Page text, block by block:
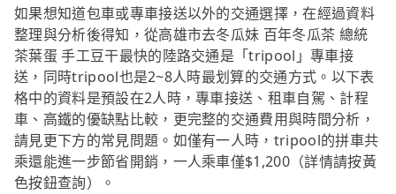
如果想知道包車或專車接送以外的交通選擇，在經過資料
整理與分析後得知，從高雄市去冬瓜妹 百年冬瓜茶 總統
茶葉蛋 手工豆干最快的陸路交通是「tripool」專車接
送，同時tripool也是2~8人時最划算的交通方式。以下表
格中的資料是預設在2人時，專車接送、租車自駕、計程
車、高鐵的優缺點比較，更完整的交通費用與時間分析，
請見更下方的常見問題。如僅有一人時，tripool的拼車共
乘還能進一步節省開銷，一人乘車僅$1,200（詳情請按黃
色按鈕查詢）。